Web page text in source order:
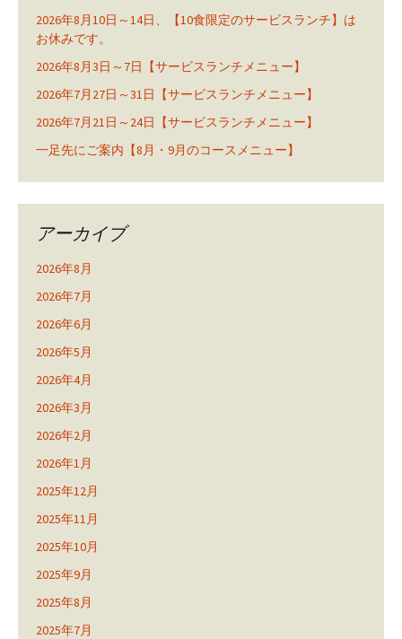
2026年8月10日～14日、【10食限定のサービスランチ】は
お休みです。
2026年8月3日～7日【サービスランチメニュー】
2026年7月27日～31日【サービスランチメニュー】
2026年7月21日～24日【サービスランチメニュー】
一足先にご案内【8月・9月のコースメニュー】
アーカイブ
2026年8月
2026年7月
2026年6月
2026年5月
2026年4月
2026年3月
2026年2月
2026年1月
2025年12月
2025年11月
2025年10月
2025年9月
2025年8月
2025年7月